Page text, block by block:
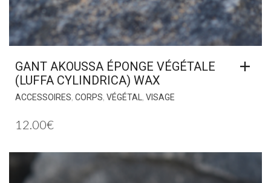
GANT AKOUSSA ÉPONGE VÉGÉTALE
(LUFFA CYLINDRICA) WAX
ACCESSOIRES CORPS VÉGÉTAL VISAGE
12.00€